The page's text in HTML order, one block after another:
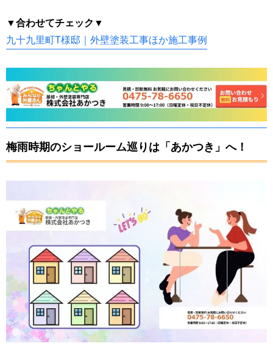
▼合わせてチェック▼
九十九里町T様邸｜外壁塗装工事ほか施工事例
梅雨時期のショールーム巡りは「あかつき」へ！